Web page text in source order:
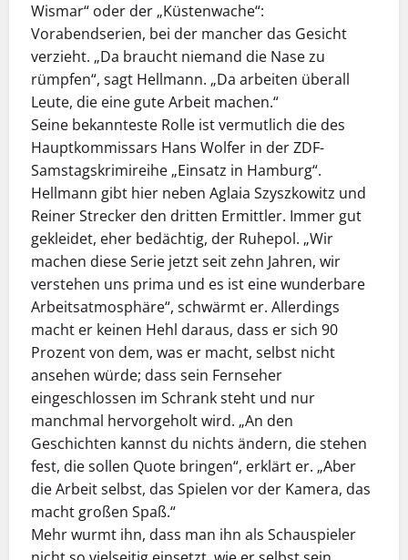
Wismar“ oder der „Küstenwache“:
Vorabendserien, bei der mancher das Gesicht
verzieht. „Da braucht niemand die Nase zu
rümpfen“, sagt Hellmann. „Da arbeiten überall
Leute, die eine gute Arbeit machen.“
Seine bekannteste Rolle ist vermutlich die des
Hauptkommissars Hans Wolfer in der ZDF-
Samstagskrimireihe „Einsatz in Hamburg“.
Hellmann gibt hier neben Aglaia Szyszkowitz und
Reiner Strecker den dritten Ermittler. Immer gut
gekleidet, eher bedächtig, der Ruhepol. „Wir
machen diese Serie jetzt seit zehn Jahren, wir
verstehen uns prima und es ist eine wunderbare
Arbeitsatmosphäre“, schwärmt er. Allerdings
macht er keinen Hehl daraus, dass er sich 90
Prozent von dem, was er macht, selbst nicht
ansehen würde; dass sein Fernseher
eingeschlossen im Schrank steht und nur
manchmal hervorgeholt wird. „An den
Geschichten kannst du nichts ändern, die stehen
fest, die sollen Quote bringen“, erklärt er. „Aber
die Arbeit selbst, das Spielen vor der Kamera, das
macht großen Spaß.“
Mehr wurmt ihn, dass man ihn als Schauspieler